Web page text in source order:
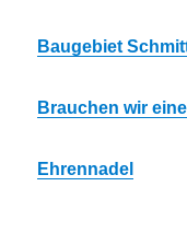
Baugebiet
Brauchen wir
Ehrennadel